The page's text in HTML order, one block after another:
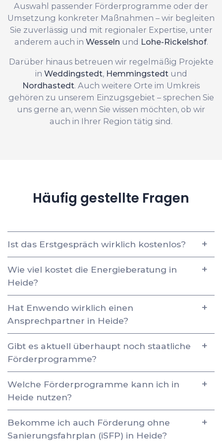
Auswahl passender Förderprogramme oder der
Umsetzung konkreter Maßnahmen – wir begleiten
Sie zuverlässig und mit regionaler Expertise, unter
anderem auch in Wesseln und Lohe-Rickelshof.
Darüber hinaus betreuen wir regelmäßig Projekte
in Weddingstedt, Hemmingstedtund
Nordhastedt. Auch weitere Orte im Umkreis
gehören zu unserem Einzugsgebiet – sprechen Sie
uns gerne an, wenn Sie wissen möchten, ob wir
auch in Ihrer Region tätig sind.
Häufig gestellte Fragen
Ist das Erstgespräch wirklich kostenlos?
Wie viel kostet die Energieberatung in
Heide?
Hat Enwendo wirklich einen
Ansprechpartner in Heide?
Gibt es aktuell überhaupt noch staatliche
Förderprogramme?
Welche Förderprogramme kann ich in
Heide nutzen?
Bekomme ich auch Förderung ohne
Sanierungsfahrplan (iSFP) in Heide?